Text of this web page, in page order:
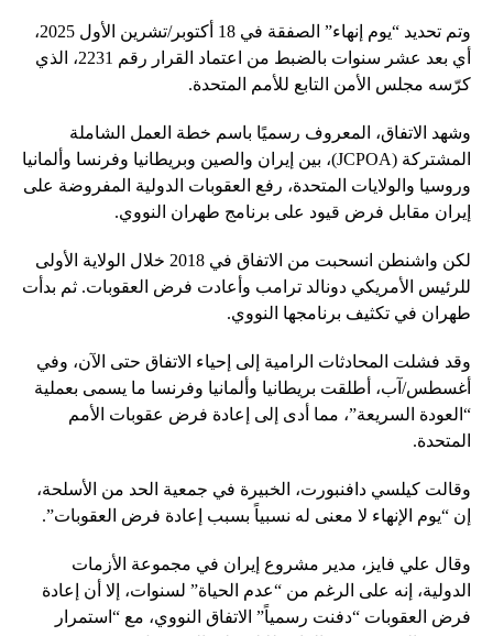
وتم تحديد “يوم إنهاء” الصفقة في 18 أكتوبر/تشرين الأول 2025،
أي بعد عشر سنوات بالضبط من اعتماد القرار رقم 2231، الذي
كرّسه مجلس الأمن التابع للأمم المتحدة.
وشهد الاتفاق، المعروف رسميًا باسم خطة العمل الشاملة
المشتركة (JCPOA)، بين إيران والصين وبريطانيا وفرنسا وألمانيا
وروسيا والولايات المتحدة، رفع العقوبات الدولية المفروضة على
إيران مقابل فرض قيود على برنامج طهران النووي.
لكن واشنطن انسحبت من الاتفاق في 2018 خلال الولاية الأولى
للرئيس الأمريكي دونالد ترامب وأعادت فرض العقوبات. ثم بدأت
طهران في تكثيف برنامجها النووي.
وقد فشلت المحادثات الرامية إلى إحياء الاتفاق حتى الآن، وفي
أغسطس/آب، أطلقت بريطانيا وألمانيا وفرنسا ما يسمى بعملية
“العودة السريعة”، مما أدى إلى إعادة فرض عقوبات الأمم
المتحدة.
وقالت كيلسي دافنبورت، الخبيرة في جمعية الحد من الأسلحة،
إن “يوم الإنهاء لا معنى له نسبياً بسبب إعادة فرض العقوبات”.
وقال علي فايز، مدير مشروع إيران في مجموعة الأزمات
الدولية، إنه على الرغم من “عدم الحياة” لسنوات، إلا أن إعادة
فرض العقوبات “دفنت رسمياً” الاتفاق النووي، مع “استمرار